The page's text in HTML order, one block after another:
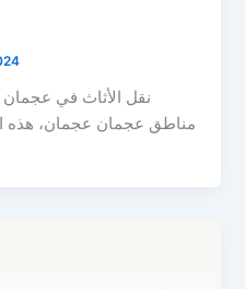
نقل الأثاث في
مناطق عجمان عجمان، هذه